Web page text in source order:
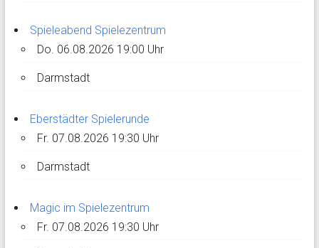
Spieleabend Spielezentrum
Do. 06.08.2026 19:00 Uhr
Darmstadt
Eberstädter Spielerunde
Fr. 07.08.2026 19:30 Uhr
Darmstadt
Magic im Spielezentrum
Fr. 07.08.2026 19:30 Uhr